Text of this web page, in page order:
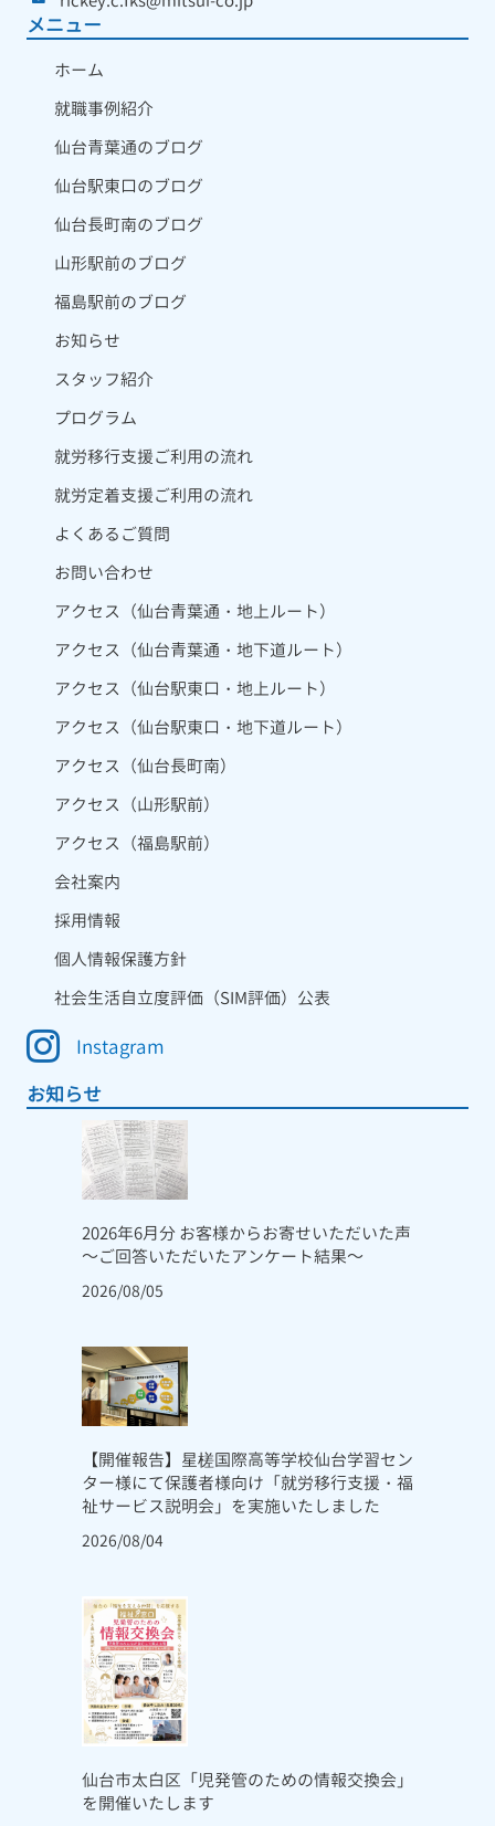
メニュー
ホーム
就職事例紹介
仙台青葉通のブログ
仙台駅東口のブログ
仙台長町南のブログ
山形駅前のブログ
福島駅前のブログ
お知らせ
スタッフ紹介
プログラム
就労移行支援ご利用の流れ
就労定着支援ご利用の流れ
よくあるご質問
お問い合わせ
アクセス（仙台青葉通・地上ルート）
アクセス（仙台青葉通・地下道ルート）
アクセス（仙台駅東口・地上ルート）
アクセス（仙台駅東口・地下道ルート）
アクセス（仙台長町南）
アクセス（山形駅前）
アクセス（福島駅前）
会社案内
採用情報
個人情報保護方針
社会生活自立度評価（SIM評価）公表
Instagram
お知らせ
2026年6月分 お客様からお寄せいただいた声
～ご回答いただいたアンケート結果～
2026/08/05
【開催報告】星槎国際高等学校仙台学習セン
ター様にて保護者様向け「就労移行支援・福
祉サービス説明会」を実施いたしました
2026/08/04
仙台市太白区「児発管のための情報交換会」
を開催いたします